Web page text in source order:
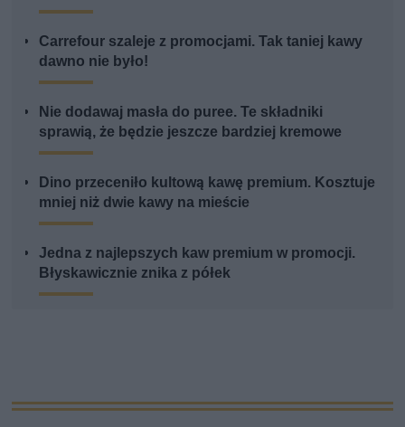
Carrefour szaleje z promocjami. Tak taniej kawy
dawno nie było!
Nie dodawaj masła do puree. Te składniki
sprawią, że będzie jeszcze bardziej kremowe
Dino przeceniło kultową kawę premium. Kosztuje
mniej niż dwie kawy na mieście
Jedna z najlepszych kaw premium w promocji.
Błyskawicznie znika z półek